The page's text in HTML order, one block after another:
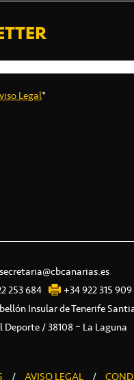
Legal*
secretaria@cbcanarias.es
253 684
+34 922 315 909
Insular de Tenerife
Deporte / 38108 – La Laguna
/ AVISO LEGAL /